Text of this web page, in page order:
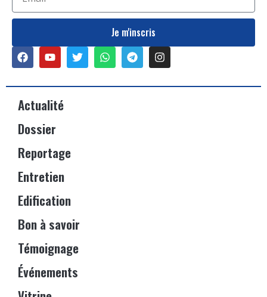
Je m'inscris
Actualité
Dossier
Reportage
Entretien
Edification
Bon à savoir
Témoignage
Événements